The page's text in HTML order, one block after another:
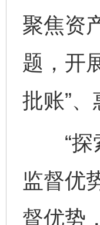
聚焦资
题，开
批账”、
“探索
监督优
督优势